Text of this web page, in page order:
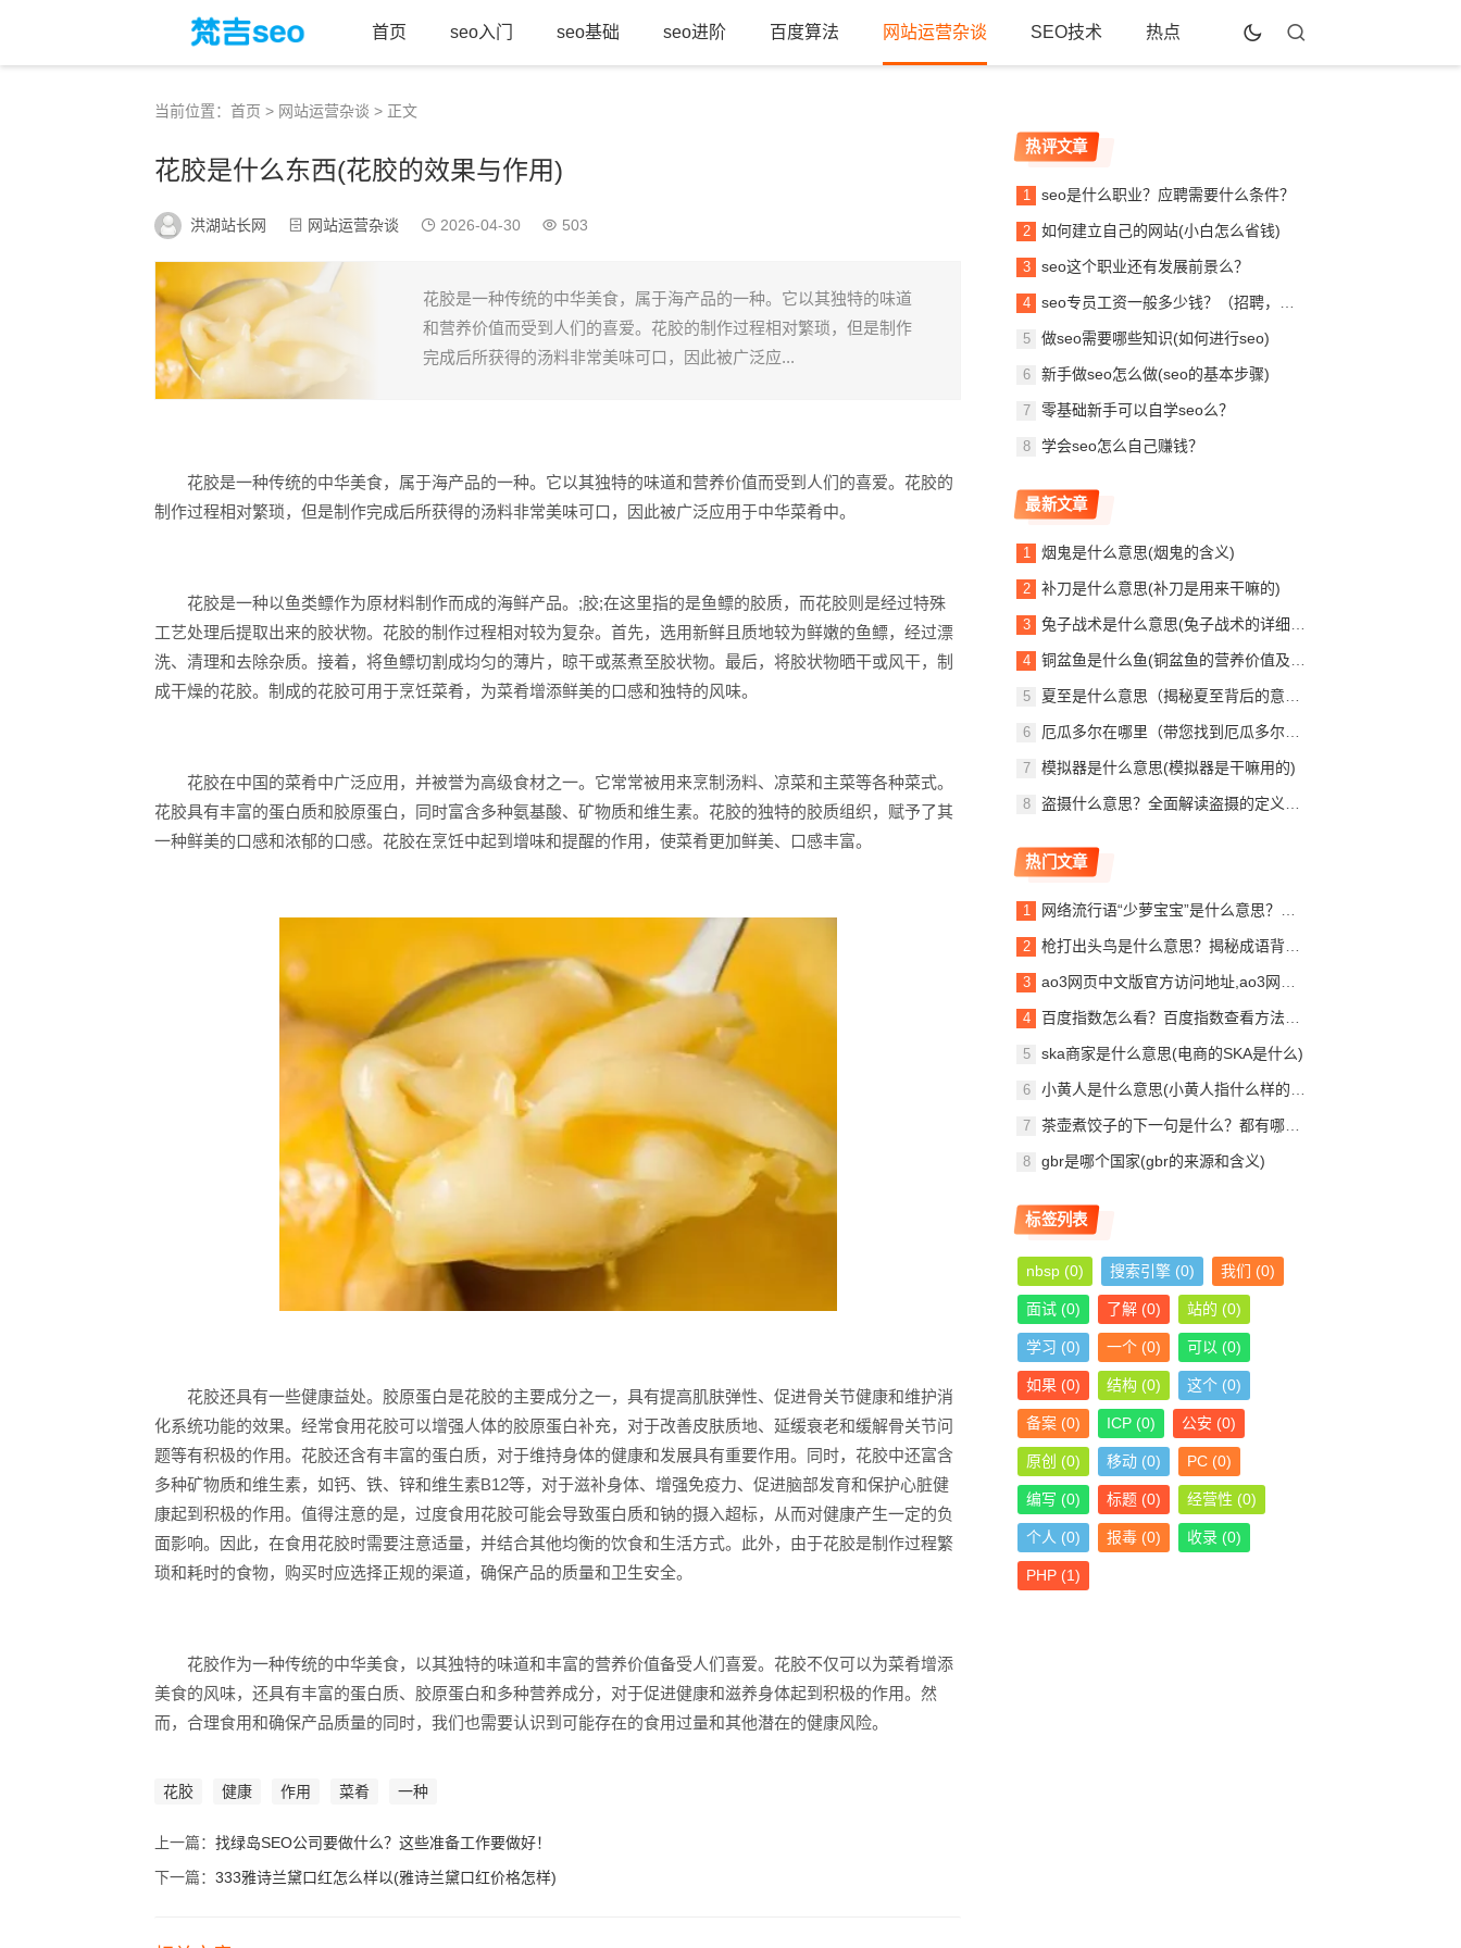
首页 seo入门 seo基础 seo进阶 百度算法 网站运营杂谈 SEO技术 热点
当前位置： 首页 > 网站运营杂谈 > 正文
花胶是什么东西(花胶的效果与作用)
洪湖站长网 网站运营杂谈 2026-04-30 503
花胶是一种传统的中华美食，属于海产品的一种。它以其独特的味道
和营养价值而受到人们的喜爱。花胶的制作过程相对繁琐，但是制作
完成后所获得的汤料非常美味可口，因此被广泛应...
花胶是一种传统的中华美食，属于海产品的一种。它以其独特的味道和营养价值而受到人们的喜爱。花胶的
制作过程相对繁琐，但是制作完成后所获得的汤料非常美味可口，因此被广泛应用于中华菜肴中。
花胶是一种以鱼类鳔作为原材料制作而成的海鲜产品。;胶;在这里指的是鱼鳔的胶质，而花胶则是经过特殊
工艺处理后提取出来的胶状物。花胶的制作过程相对较为复杂。首先，选用新鲜且质地较为鲜嫩的鱼鳔，经过漂
洗、清理和去除杂质。接着，将鱼鳔切割成均匀的薄片，晾干或蒸煮至胶状物。最后，将胶状物晒干或风干，制
成干燥的花胶。制成的花胶可用于烹饪菜肴，为菜肴增添鲜美的口感和独特的风味。
花胶在中国的菜肴中广泛应用，并被誉为高级食材之一。它常常被用来烹制汤料、凉菜和主菜等各种菜式。
花胶具有丰富的蛋白质和胶原蛋白，同时富含多种氨基酸、矿物质和维生素。花胶的独特的胶质组织，赋予了其
一种鲜美的口感和浓郁的口感。花胶在烹饪中起到增味和提醒的作用，使菜肴更加鲜美、口感丰富。
花胶还具有一些健康益处。胶原蛋白是花胶的主要成分之一，具有提高肌肤弹性、促进骨关节健康和维护消
化系统功能的效果。经常食用花胶可以增强人体的胶原蛋白补充，对于改善皮肤质地、延缓衰老和缓解骨关节问
题等有积极的作用。花胶还含有丰富的蛋白质，对于维持身体的健康和发展具有重要作用。同时，花胶中还富含
多种矿物质和维生素，如钙、铁、锌和维生素B12等，对于滋补身体、增强免疫力、促进脑部发育和保护心脏健
康起到积极的作用。值得注意的是，过度食用花胶可能会导致蛋白质和钠的摄入超标，从而对健康产生一定的负
面影响。因此，在食用花胶时需要注意适量，并结合其他均衡的饮食和生活方式。此外，由于花胶是制作过程繁
琐和耗时的食物，购买时应选择正规的渠道，确保产品的质量和卫生安全。
花胶作为一种传统的中华美食，以其独特的味道和丰富的营养价值备受人们喜爱。花胶不仅可以为菜肴增添
美食的风味，还具有丰富的蛋白质、胶原蛋白和多种营养成分，对于促进健康和滋养身体起到积极的作用。然
而，合理食用和确保产品质量的同时，我们也需要认识到可能存在的食用过量和其他潜在的健康风险。
花胶 健康 作用 菜肴 一种
上一篇： 找绿岛SEO公司要做什么？这些准备工作要做好！
下一篇： 333雅诗兰黛口红怎么样以(雅诗兰黛口红价格怎样)
热评文章
seo是什么职业？应聘需要什么条件？
如何建立自己的网站(小白怎么省钱)
seo这个职业还有发展前景么？
seo专员工资一般多少钱？（招聘，待遇，月薪）！
做seo需要哪些知识(如何进行seo)
新手做seo怎么做(seo的基本步骤)
零基础新手可以自学seo么？
学会seo怎么自己赚钱？
最新文章
烟鬼是什么意思(烟鬼的含义)
补刀是什么意思(补刀是用来干嘛的)
兔子战术是什么意思(兔子战术的详细解释)
铜盆鱼是什么鱼(铜盆鱼的营养价值及效果)
夏至是什么意思（揭秘夏至背后的意义）
厄瓜多尔在哪里（带您找到厄瓜多尔的位置所在）
模拟器是什么意思(模拟器是干嘛用的)
盗摄什么意思？全面解读盗摄的定义与危害
热门文章
网络流行语“少萝宝宝”是什么意思？带你了解其含义和起源
枪打出头鸟是什么意思？揭秘成语背后的深层含义
ao3网页中文版官方访问地址,ao3网页打不开了怎么解决？
百度指数怎么看？百度指数查看方法（新手教程）
ska商家是什么意思(电商的SKA是什么)
小黄人是什么意思(小黄人指什么样的人)
茶壶煮饺子的下一句是什么？都有哪些说法？
gbr是哪个国家(gbr的来源和含义)
标签列表
nbsp (0) 搜索引擎 (0) 我们 (0)
面试 (0) 了解 (0) 站的 (0)
学习 (0) 一个 (0) 可以 (0)
如果 (0) 结构 (0) 这个 (0)
备案 (0) ICP (0) 公安 (0)
原创 (0) 移动 (0) PC (0)
编写 (0) 标题 (0) 经营性 (0)
个人 (0) 报毒 (0) 收录 (0)
PHP (1)